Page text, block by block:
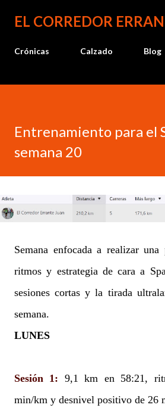
Ir al contenido
EL CORREDOR
Crónicas Calzado Blog
Entrenamiento para el
semana 20
Semana enfocada a realizar una
ritmos y estrategia de cara a
sesiones cortas y la tirada
semana.
LUNES
Sesión 1: 9,1 km en 58:21,
min/km y desnivel positivo de 26